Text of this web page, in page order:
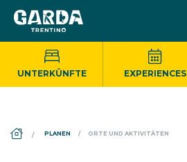
UNTERKÜNFTE EXPERIENCES
DS_BREADCRUMB.HOME
PLANEN ORTE UND AKTIVITÄTEN